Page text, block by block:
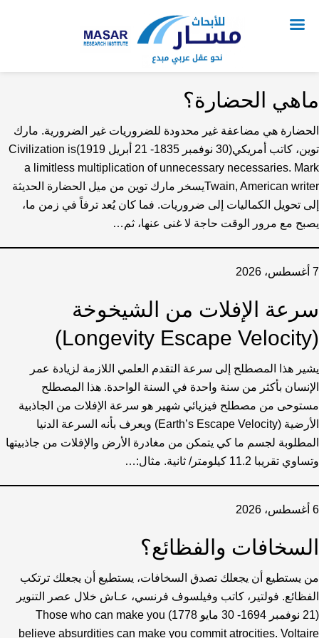
ماهي الحضارة؟
الحضارة هي مضاعفة غير محدودة للضروريات غير الضرورية. مارك
توين، كاتب أمريكي(30 نوفمبر 1835- 21 أبريل 1919)Civilization is
a limitless multiplication of unnecessary necessaries. Mark
Twain, American writerيسخر مارك توين من ميل الحضارة الحديثة
إلى تحويل الكماليات إلى ضروريات. فما كان يُعد ترفاً في زمن ما،
يصبح مع مرور الوقت حاجة لا غنى عنها، ثم…
7 أغسطس، 2026
سرعة الإفلات من الشيخوخة
(Longevity Escape Velocity)
يشير هذا المصطلح إلى سرعة التقدم العلمي اللازمة لزيادة عمر
الإنسان بأكثر من سنة واحدة في السنة الواحدة. هذا المصطلح
مستوحى من مصطلح فيزيائي شهير هو سرعة الإفلات من الجاذبية
الأرضية (Earth’s Escape Velocity) ويعرف بأنه السرعة الدنيا
المطلوبة لجسم ما كي يتمكن من مغادرة الأرض والإفلات من جاذبيتها
وتساوي تقريبا 11.2 كيلومتر/ ثانية. مثال:…
6 أغسطس، 2026
السخافات والفظائع؟
من يستطيع أن يجعلك تصدق السخافات، يستطيع أن يجعلك ترتكب
الفظائع. فولتير، كاتب وفيلسوف فرنسي، عـاش خلال عصر التنوير
(21 نوفمبر 1694- 30 مايو 1778) Those who can make you
believe absurdities can make you commit atrocities. Voltaire